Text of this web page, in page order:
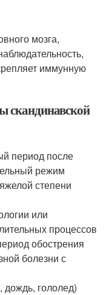
мозга,
иммунную
скандинавской
период после
режим
степени
или
процессов
обострения
болезни с
дождь, гололед)